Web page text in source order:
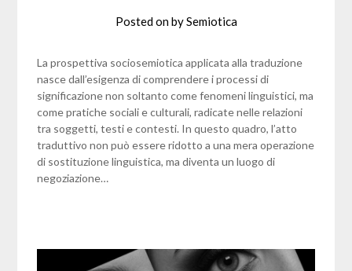
Posted onbySemiotica
La prospettiva sociosemiotica applicata alla traduzione
nasce dall’esigenza di comprendere i processi di
significazione non soltanto come fenomeni linguistici, ma
come pratiche sociali e culturali, radicate nelle relazioni
tra soggetti, testi e contesti. In questo quadro, l’atto
traduttivo non può essere ridotto a una mera operazione
di sostituzione linguistica, ma diventa un luogo di
negoziazione…